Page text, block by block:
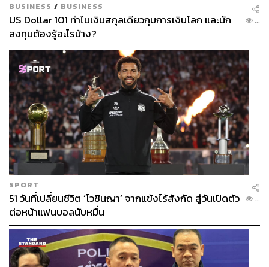
BUSINESS / BUSINESS
US Dollar 101 ทำไมเงินสกุลเดียวกุมการเงินโลก และนัก
ลงทุนต้องรู้อะไรบ้าง?
...
SPORT
51 วันที่เปลี่ยนชีวิต ‘โวซินญา’ จากแข้งไร้สังกัด สู่วันเปิดตัว
ต่อหน้าแฟนบอลนับหมื่น
...